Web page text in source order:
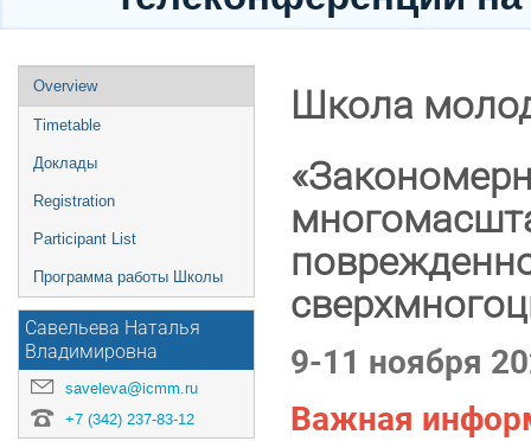
Event
menu
Overview
Timetable
Доклады
Registration
Participant List
Программа работы Школы
Савельева Наталья
Владимировна
saveleva@icmm.ru
+7 (342) 237-83-12
Школа
9-11 ноября
Важная